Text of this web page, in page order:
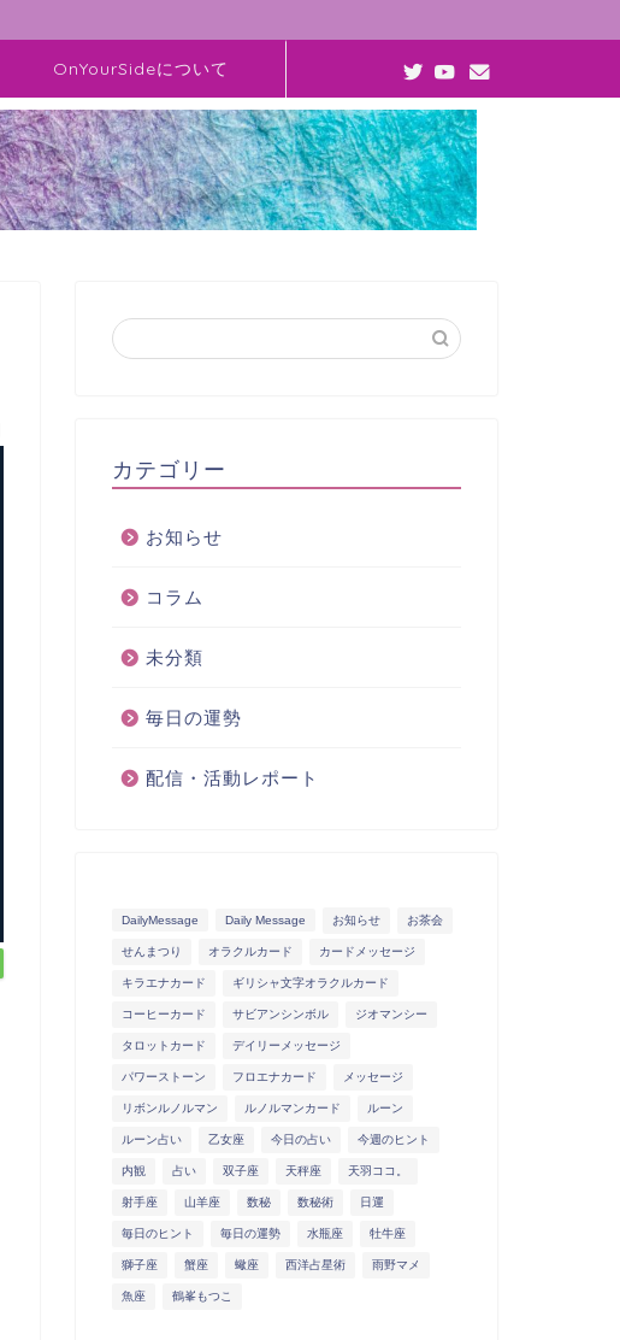
OnYourSideについて
カテゴリー
お知らせ
コラム
未分類
毎日の運勢
配信・活動レポート
DailyMessage Daily Message お知らせ お茶会
せんまつり オラクルカード カードメッセージ
キラエナカード ギリシャ文字オラクルカード
コーヒーカード サビアンシンボル ジオマンシー
タロットカード デイリーメッセージ
パワーストーン フロエナカード メッセージ
リボンルノルマン ルノルマンカード ルーン
ルーン占い 乙女座 今日の占い 今週のヒント
内観 占い 双子座 天秤座 天羽ココ。
射手座 山羊座 数秘 数秘術 日運
毎日のヒント 毎日の運勢 水瓶座 牡牛座
獅子座 蟹座 蠍座 西洋占星術 雨野マメ
魚座 鶴峯もつこ